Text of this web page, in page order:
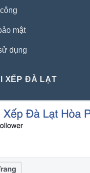
mật
dụng
XẾP ĐÀ LẠT